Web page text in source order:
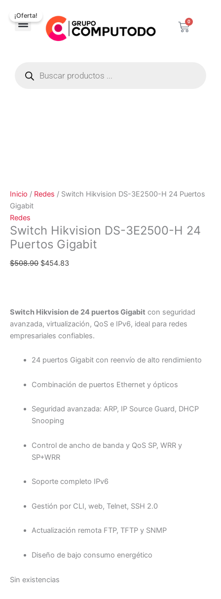
contenido
0
Carrito
productos
¡Oferta!
Inicio / Redes / Switch Hikvision DS-3E2500-H 24 Puertos
Gigabit
Redes
Switch Hikvision DS-3E2500-H 24
Puertos Gigabit
$508.90
precio
original
era:
$454.83
actual
Switch Hikvision de 24 puertos Gigabit con seguridad
avanzada, virtualización, QoS e IPv6, ideal para redes
empresariales confiables.
24 puertos Gigabit con reenvío de alto rendimiento
Combinación de puertos Ethernet y ópticos
Seguridad avanzada: ARP, IP Source Guard, DHCP
Snooping
Control de ancho de banda y QoS SP, WRR y
SP+WRR
Soporte completo IPv6
Gestión por CLI, web, Telnet, SSH 2.0
Actualización remota FTP, TFTP y SNMP
Diseño de bajo consumo energético
Sin existencias